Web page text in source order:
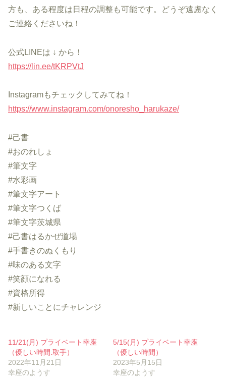
方も、ある程度は日程の調整も可能です。どうぞ遠慮なく
ご連絡くださいね！
公式LINEは ↓ から！
https://lin.ee/tKRPVtJ
Instagramもチェックしてみてね！
https://www.instagram.com/onoresho_harukaze/
#己書
#おのれしょ
#筆文字
#水彩画
#筆文字アート
#筆文字つくば
#筆文字茨城県
#己書はるかぜ道場
#手書きのぬくもり
#味のある文字
#笑顔になれる
#資格所得
#新しいことにチャレンジ
11/21(月) プライベート幸座
（優しい時間.取手）
2022年11月21日
幸座のようす
5/15(月) プライベート幸座
（優しい時間）
2023年5月15日
幸座のようす